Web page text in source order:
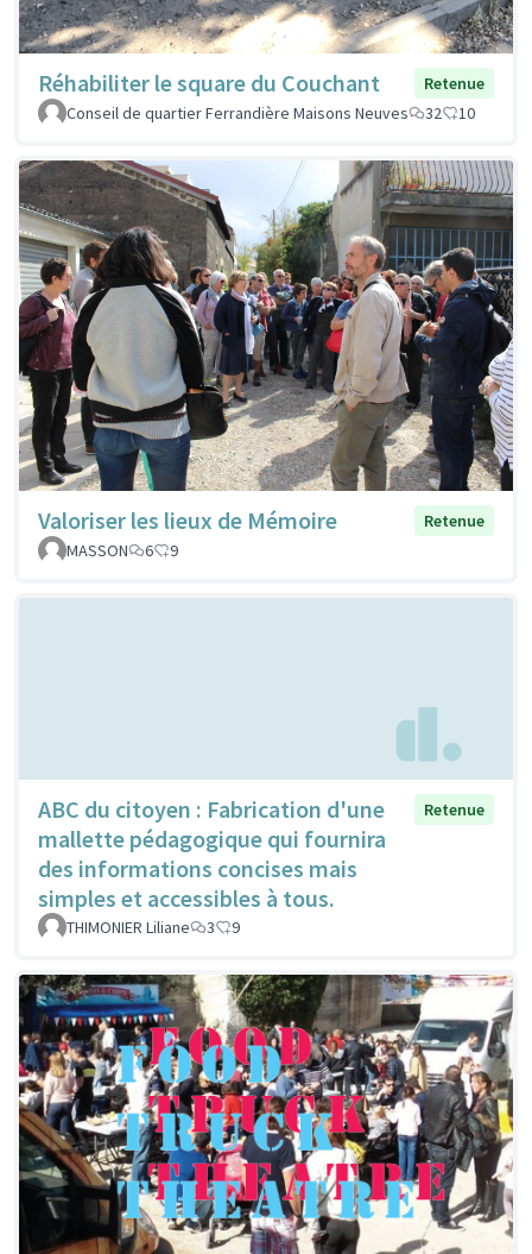
Réhabiliter le square du Couchant
Retenue
Conseil de quartier Ferrandière Maisons Neuves
32 10
Valoriser les lieux de Mémoire
Retenue
MASSON
6 9
ABC du citoyen : Fabrication d'une
mallette pédagogique qui fournira
des informations concises mais
simples et accessibles à tous.
Retenue
THIMONIER Liliane 3 9